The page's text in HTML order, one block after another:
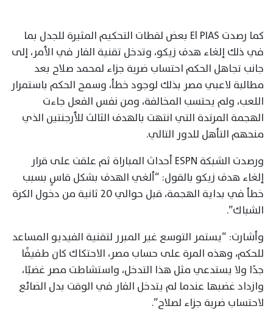
كما رصدت El PIAS بعض لقطات التحكيم المثيرة للجدل بما
في ذلك إلغاء هدف زيكو، وتدخل تقنية الفار في الأمر، إلى
جانب تجاهل الحكم احتساب ضربة جزاء لمحمد صلاح بعد
مطالبة لاعبي مصر بذلك لوجود خطأ، وسمح الحكم باستمرار
اللعب، ولم يحتسب المخالفة، ومن نفس الفعل جاءت
الهجمة المرتدة التي انتهت بالهدف الثالث للأرجنتين الذي
منحهم التأهل للدور التالي.
ورصدت الشبكة ESPN أحداث المباراة ثم علقت على قرار
إلغاء هدف زيكو بالقول: “ألغي الهدف بشكل قاسٍ بسبب
خطأ في بداية الهجمة، قبل حوالي 20 ثانية من دخول الكرة
الشباك”.
وأشارت: “يستمر التوسع غير المبرر لتقنية الفيديو المساعد
للحكم، وهذه المرة على حساب مصر، الاحتكاك كان طفيفًا
جدًا ولا يستدعي مثل هذا التدخل، واستشاطت مصر غضبًا،
وازداد غضبها عندما لم يتدخل الفار في الوقت بدل الضائع
لاحتساب ضربة جزاء لصلاح”.